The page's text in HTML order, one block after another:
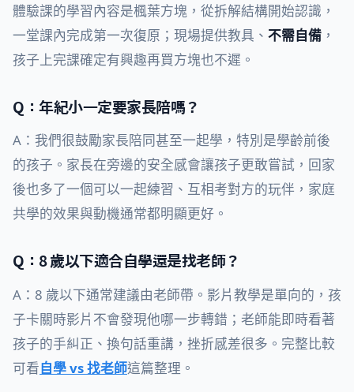
體驗課的學習內容是楓葉方塊，從拆解結構開始認識，
一堂課內完成第一次復原；現場提供教具、 不需自備 ，
孩子上完課確定有興趣再買方塊也不遲。
Q：年紀小一定要家長陪嗎？
A：我們很鼓勵家長陪同甚至一起學，特別是學齡前後
的孩子。家長在旁邊的安全感會讓孩子更敢嘗試，回家
後也多了一個可以一起練習、互相考對方的玩伴，家庭
共學的效果與動機通常都明顯更好。
Q：8 歲以下適合自學還是找老師？
A：8 歲以下通常建議由老師帶。影片教學是單向的，孩
子卡關時影片不會發現他哪一步轉錯；老師能即時看著
孩子的手糾正、換句話重講，挫折感差很多。完整比較
可看自學 vs 找老師這篇整理。